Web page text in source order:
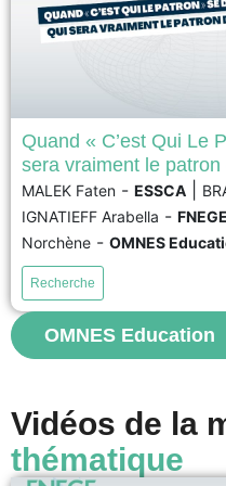
L’entreprise agroalimentaire
sa stratégie alignée avec les
création de produits. Cette
marchés étrangers en proposant
voir
Quand « C’est Qui Le
sera vraiment le patron
MALEK Faten - ESSCA
IGNATIEFF Arabella - FNEGE
Norchène - OMNES
Recherche
OMNES Education
Vidéos de la
thématique